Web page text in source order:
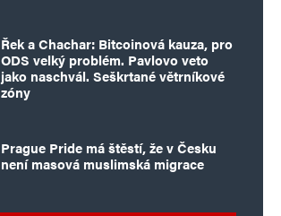
Řek a Chachar: Bitcoinová kauza, pro
ODS velký problém. Pavlovo veto
jako naschvál. Seškrtané větrníkové
zóny
Prague Pride má štěstí, že v Česku
není masová muslimská migrace